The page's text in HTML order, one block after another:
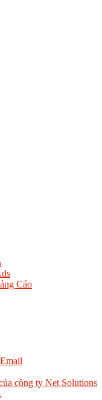
Cáo
công ty Net Solutions